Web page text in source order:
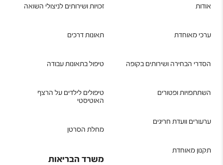
אודות
ערכי מאוחדת
הסדרי הבחירה ושירותים בקופה
השתתפויות ופטורים
ערעורים וועדת חריגים
תקנון מאוחדת
זכויות ושירותים לניצולי השואה
תאונות דרכים
טיפול בתאונות עבודה
טיפולים לילדים על הרצף
האוטיסטי
מחלת הסרטן
משרד הבריאות